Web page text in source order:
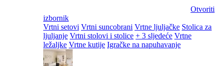
Otvoriti
izbornik
Vrtni setovi Vrtni suncobrani Vrtne ljuljačke Stolica za
ljuljanje Vrtni stolovi i stolice + 3 sljedeće Vrtne
ležaljke Vrtne kutije Igračke na napuhavanje